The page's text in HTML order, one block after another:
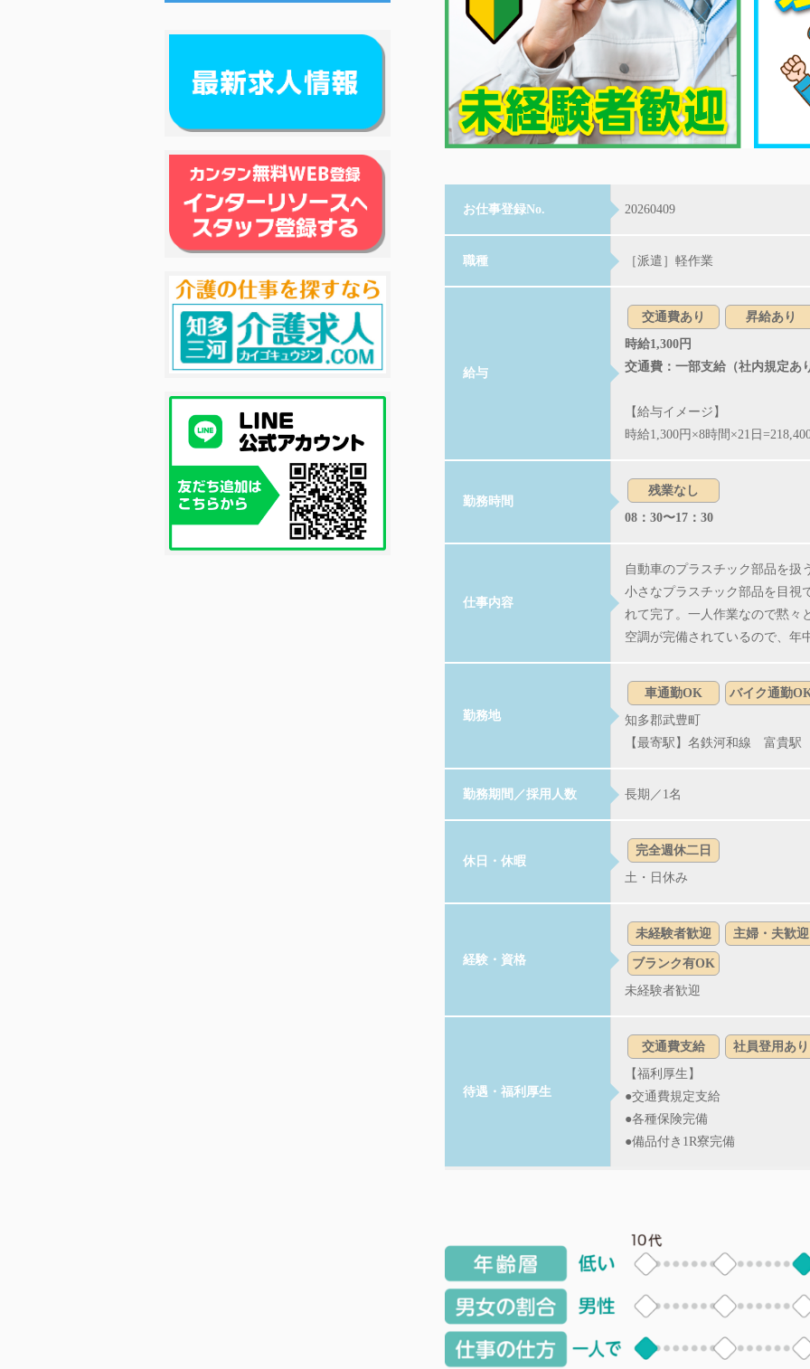
お仕事登録No. 20260409
職種 ［派遣］軽作業
給与
交通費あり
昇給あり
時給1,300円
交通費：一部支給（社内規定あ
【給与イメージ】
時給1,300円×8時間×21日
勤務時間
残業なし
08：30〜17：30
仕事内容
自動車のプラスチック部品を扱
小さなプラスチック部品を目視
れて完了。一人作業なので黙々
空調が完備されているので、年
勤務地
車通勤OK
バイク通勤
知多郡武豊町
【最寄駅】名鉄河和線 富貴駅
勤務期間／採用人数 長期／1名
休日・休暇
完全週休二日
土・日休み
経験・資格
未経験者歓迎 主婦・夫歓迎
ブランク有OK
未経験者歓迎
待遇・福利厚生
交通費支給 社員登用あり
【福利厚生】
●交通費規定支給
●各種保険完備
●備品付き1R寮完備